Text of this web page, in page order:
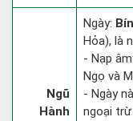
Ngũ
Hành
Ngày:
Hỏa), là
- Nạp
Ngọ và
- Ngày
ngoại trừ